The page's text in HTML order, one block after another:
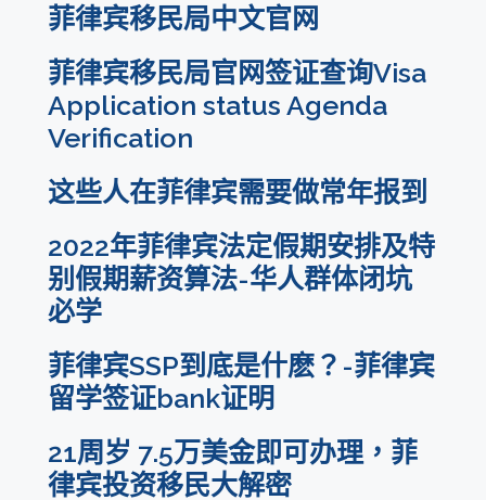
菲律宾移民局中文官网
菲律宾移民局官网签证查询Visa
Application status Agenda
Verification
这些人在菲律宾需要做常年报到
2022年菲律宾法定假期安排及特
别假期薪资算法-华人群体闭坑
必学
菲律宾SSP到底是什麽？-菲律宾
留学签证bank证明
21周岁 7.5万美金即可办理，菲
律宾投资移民大解密